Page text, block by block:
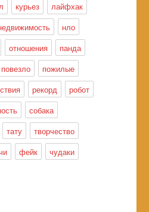
курьез
лайфхак
нло
отношения
панда
повезло
пожилые
рекорд
робот
собака
тату
творчество
фейк
чудаки